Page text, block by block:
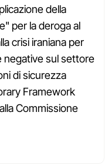
della
per la deroga al
crisi iraniana per
negative sul settore
di sicurezza
Framework
Commissione